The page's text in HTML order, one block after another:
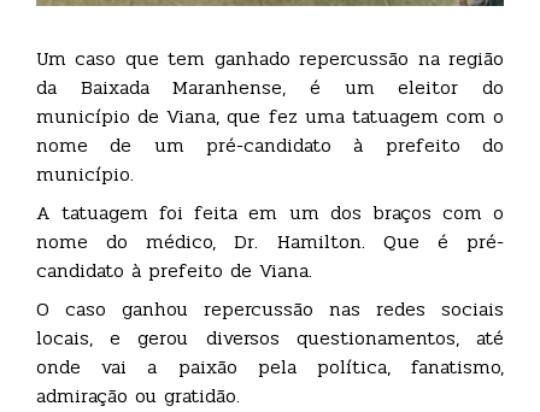
Um caso que tem ganhado repercussão na região
da Baixada Maranhense, é um eleitor do
município de Viana, que fez uma tatuagem com o
nome de um pré-candidato à prefeito do
município.
A tatuagem foi feita em um dos braços com o
nome do médico, Dr. Hamilton. Que é pré-
candidato à prefeito de Viana.
O caso ganhou repercussão nas redes sociais
locais, e gerou diversos questionamentos, até
onde vai a paixão pela política, fanatismo,
admiração ou gratidão.